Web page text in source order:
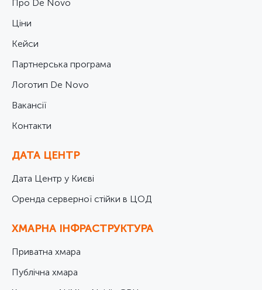
Про De Novo
Ціни
Кейси
Партнерська програма
Логотип De Novo
Вакансії
Контакти
ДАТА ЦЕНТР
Дата Центр у Києві
Оренда серверної стійки в ЦОД
ХМАРНА ІНФРАСТРУКТУРА
Приватна хмара
Публічна хмара